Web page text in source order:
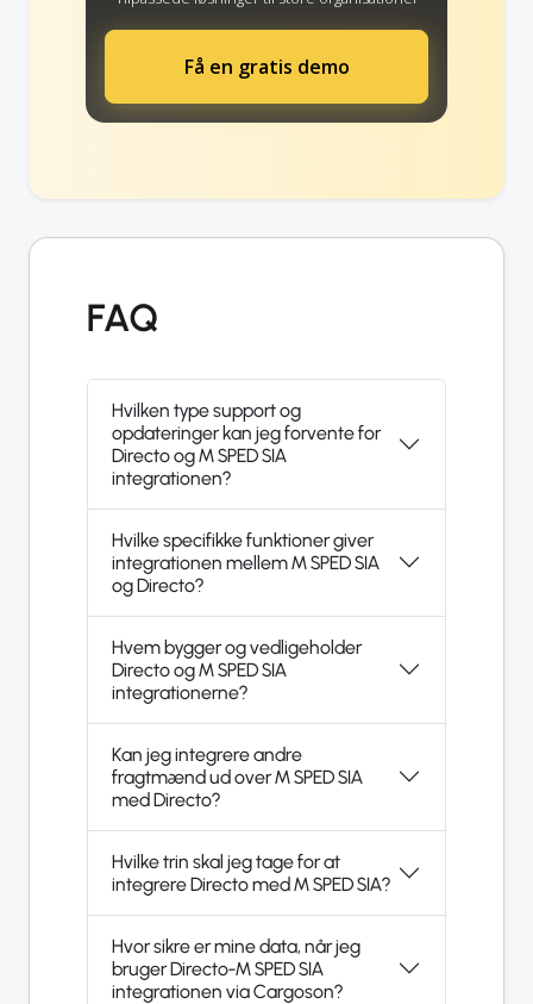
Få en gratis demo
FAQ
Hvilken type support og
opdateringer kan jeg forvente for
Directo og M SPED SIA
integrationen?
Hvilke specifikke funktioner giver
integrationen mellem M SPED SIA
og Directo?
Hvem bygger og vedligeholder
Directo og M SPED SIA
integrationerne?
Kan jeg integrere andre
fragtmænd ud over M SPED SIA
med Directo?
Hvilke trin skal jeg tage for at
integrere Directo med M SPED SIA?
Hvor sikre er mine data, når jeg
bruger Directo-M SPED SIA
integrationen via Cargoson?